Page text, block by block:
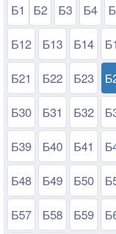
Б1 Б2 Б3 Б4
Б12
Б13 Б14
Б21
Б22 Б23
Б30
Б31 Б32
Б39
Б40 Б41
Б48
Б49 Б50
Б57
Б58 Б59